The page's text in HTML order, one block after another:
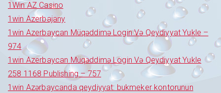
1Win AZ Casino
1win Azerbajany
1win Azerbaycan Müqəddimə Login Və Qeydiyyat Yukle –
974
1win Azerbaycan Müqəddimə Login Və Qeydiyyat Yukle
258 1168 Publishing – 757
1win Azərbaycanda qeydiyyat: bukmeker kontorunun